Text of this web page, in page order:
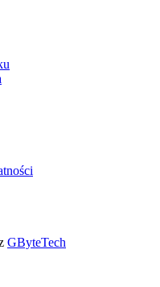
GByteTech